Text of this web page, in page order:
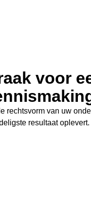
voor
rechtsvorm van uw
resultaat oplevert.